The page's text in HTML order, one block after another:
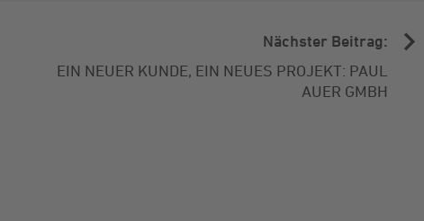
Nächster Beitrag:
EIN NEUER KUNDE, EIN NEUES PROJEKT: PAUL
AUER GMBH